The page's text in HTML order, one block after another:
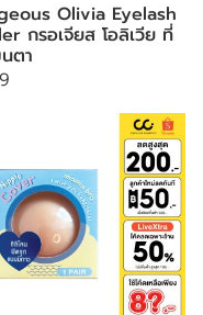
Olivia Eyelash
กรอเจียส โอลิเวีย ที่
ตา